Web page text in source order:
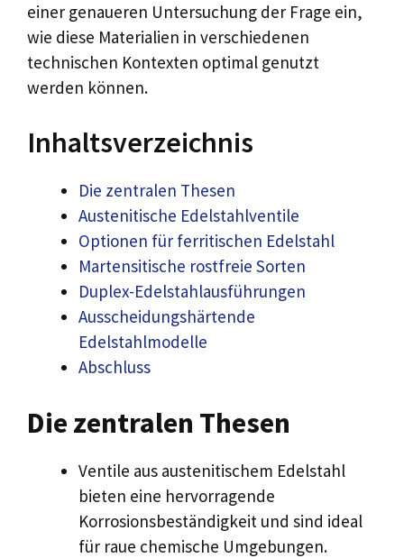
einer genaueren Untersuchung der Frage ein,
wie diese Materialien in verschiedenen
technischen Kontexten optimal genutzt
werden können.
Inhaltsverzeichnis
Die zentralen Thesen
Austenitische Edelstahlventile
Optionen für ferritischen Edelstahl
Martensitische rostfreie Sorten
Duplex-Edelstahlausführungen
Ausscheidungshärtende
Edelstahlmodelle
Abschluss
Die zentralen Thesen
Ventile aus austenitischem Edelstahl
bieten eine hervorragende
Korrosionsbeständigkeit und sind ideal
für raue chemische Umgebungen.